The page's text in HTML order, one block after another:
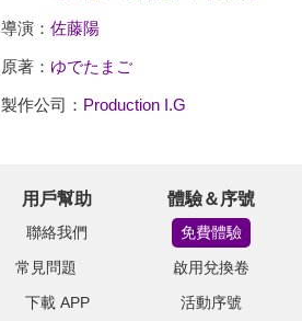
導演： 佐藤陽
原著： ゆでたまご
製作公司： Production I.G
用戶幫助
聯絡我們
常見問題
下載 APP
體驗＆序號
免費體驗
啟用兌換卷
活動序號